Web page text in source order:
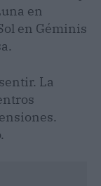
en
en Géminis
La